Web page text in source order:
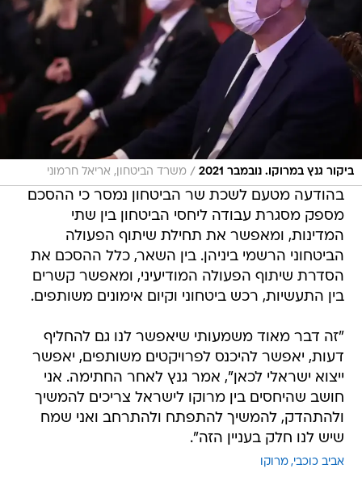
ביקור גנץ במרוקו. נובמבר 2021 / משרד הביטחון, אריאל חרמוני
בהודעה מטעם לשכת שר הביטחון נמסר כי ההסכם
מספק מסגרת עבודה ליחסי הביטחון בין שתי
המדינות, ומאפשר את תחילת שיתוף הפעולה
הביטחוני הרשמי ביניהן. בין השאר, כלל ההסכם את
הסדרת שיתוף הפעולה המודיעיני, ומאפשר קשרים
בין התעשיות, רכש ביטחוני וקיום אימונים משותפים.
"זה דבר מאוד משמעותי שיאפשר לנו גם להחליף
דעות, יאפשר להיכנס לפרויקטים משותפים, יאפשר
ייצוא ישראלי לכאן", אמר גנץ לאחר החתימה. אני
חושב שהיחסים בין מרוקו לישראל צריכים להמשיך
ולהתהדק, להמשיך להתפתח ולהתרחב ואני שמח
שיש לנו חלק בעניין הזה".
אביב כוכבי מרוקו